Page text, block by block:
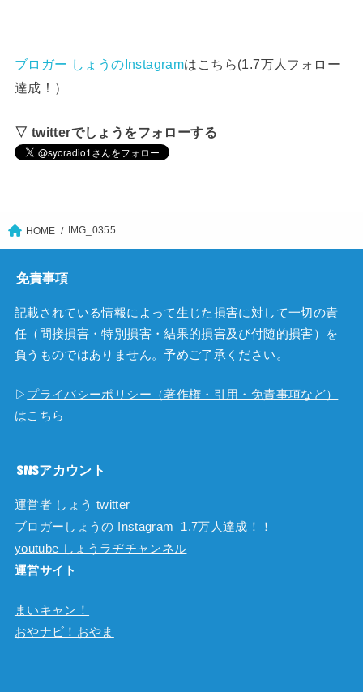
ブロガー しょうのInstagramはこちら(1.7万人フォロー
達成！）
▽ twitterでしょうをフォローする
HOME IMG_0355
免責事項
記載されている情報によって生じた損害に対して一切の責
任（間接損害・特別損害・結果的損害及び付随的損害）を
負うものではありません。予めご了承ください。
▷ プライバシーポリシー（著作権・引用・免責事項など）
はこちら
SNSアカウント
運営者 しょう twitter
ブロガーしょうの Instagram 1.7万人達成！！
youtube しょうラヂチャンネル
運営サイト
まいキャン！
おやナビ！おやま